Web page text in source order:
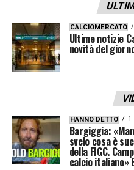
cattivo, non sarà mai
non ha il suo
MERCATO–«Non è
mercato quando i
leccano le ferite.
per venire qui e dire
mancano. Non
salvarsi allora sarà
CALCIOMERCATO
Ultime notizie
novità del
HANNO DETTO 1
Bargiggia:
svelo cosa è
della FIGC.
calcio italiano»